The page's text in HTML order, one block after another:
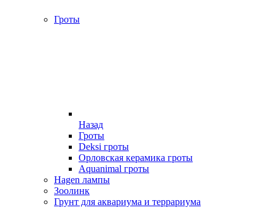
Гроты
Назад
Гроты
Deksi гроты
Орловская керамика гроты
Aquanimal гроты
Hagen лампы
Зоолинк
Грунт для аквариума и террариума